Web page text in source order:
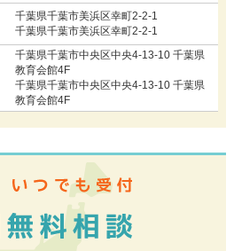
千葉県千葉市美浜区幸町2-2-1
千葉県千葉市美浜区幸町2-2-1
千葉県千葉市中央区中央4-13-10 千葉県
教育会館4F
千葉県千葉市中央区中央4-13-10 千葉県
教育会館4F